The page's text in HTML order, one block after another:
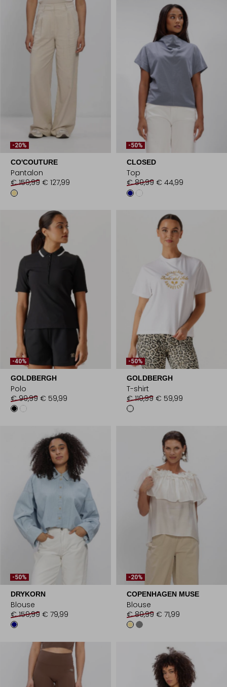
-20%
CO'COUTURE
Pantalon
€ 159,99 € 127,99
-50%
CLOSED
Top
€ 89,99 € 44,99
-40%
GOLDBERGH
Polo
€ 99,99 € 59,99
-50%
GOLDBERGH
T-shirt
€ 119,99 € 59,99
-50%
DRYKORN
Blouse
€ 159,99 € 79,99
-20%
COPENHAGEN MUSE
Blouse
€ 89,99 € 71,99